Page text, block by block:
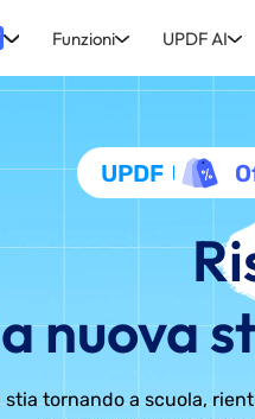
Funzioni UPDF AI
UPDF
nuova
stia tornando a scuola,